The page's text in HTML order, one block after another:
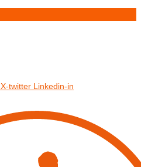
X-twitter Linkedin-in